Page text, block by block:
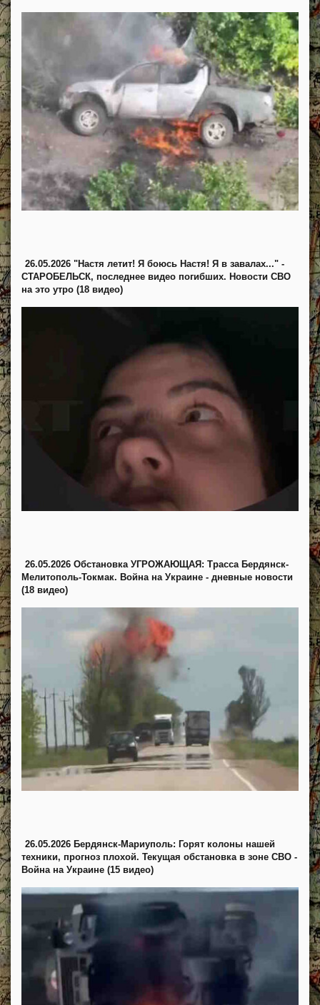
26.05.2026 "Настя летит! Я боюсь Настя! Я в завалах..." -
СТАРОБЕЛЬСК, последнее видео погибших. Новости СВО
на это утро (18 видео)
26.05.2026 Обстановка УГРОЖАЮЩАЯ: Трасса Бердянск-
Мелитополь-Токмак. Война на Украине - дневные новости
(18 видео)
26.05.2026 Бердянск-Мариуполь: Горят колоны нашей
техники, прогноз плохой. Текущая обстановка в зоне СВО -
Война на Украине (15 видео)